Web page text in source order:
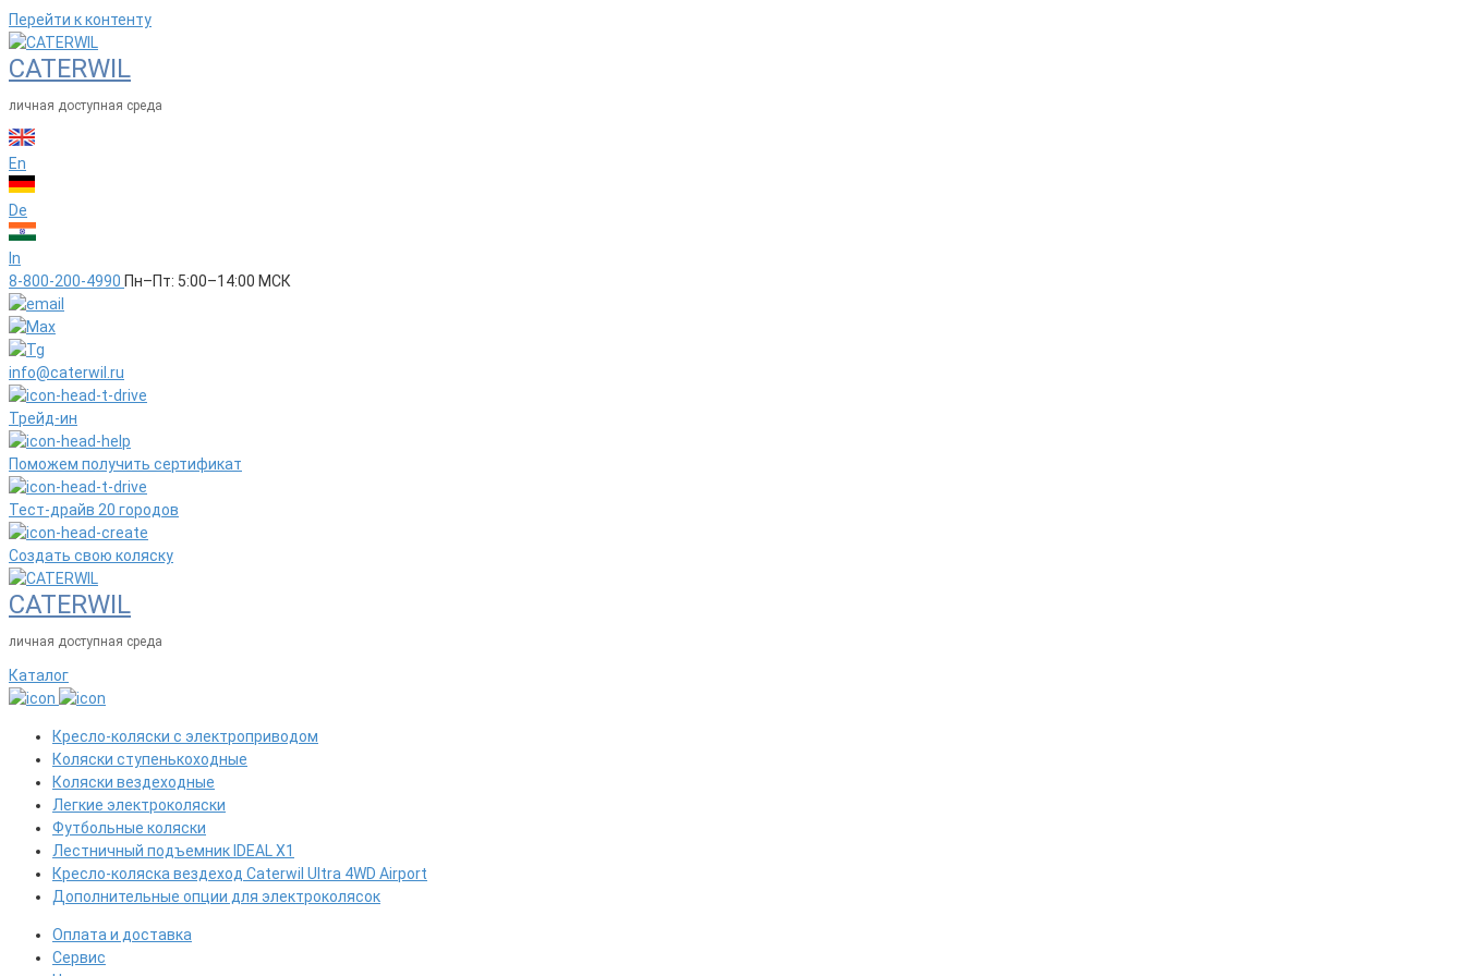
Перейти к контенту
CATERWIL
личная доступная среда
En
De
In
8-800-200-4990 Пн–Пт: 5:00–14:00 МСК
info@caterwil.ru
Трейд-ин
Поможем получить сертификат
Тест-драйв 20 городов
Создать свою коляску
CATERWIL
личная доступная среда
Каталог
Кресло-коляски с электроприводом
Коляски ступенькоходные
Коляски вездеходные
Легкие электроколяски
Футбольные коляски
Лестничный подъемник IDEAL X1
Кресло-коляска вездеход Caterwil Ultra 4WD Airport
Дополнительные опции для электроколясок
Оплата и доставка
Сервис